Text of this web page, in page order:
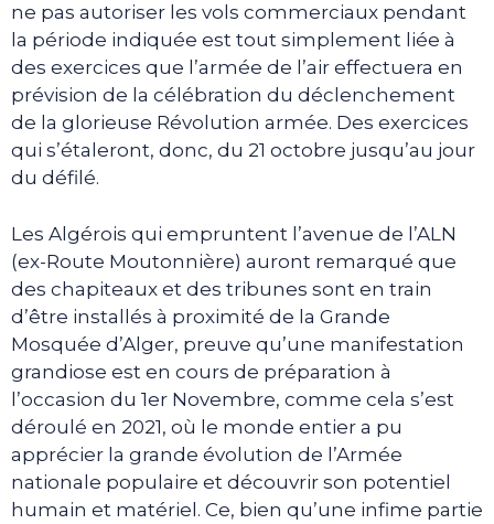
ne pas autoriser les vols commerciaux pendant
la période indiquée est tout simplement liée à
des exercices que l’armée de l’air effectuera en
prévision de la célébration du déclenchement
de la glorieuse Révolution armée. Des exercices
qui s’étaleront, donc, du 21 octobre jusqu’au jour
du défilé.
Les Algérois qui empruntent l’avenue de l’ALN
(ex-Route Moutonnière) auront remarqué que
des chapiteaux et des tribunes sont en train
d’être installés à proximité de la Grande
Mosquée d’Alger, preuve qu’une manifestation
grandiose est en cours de préparation à
l’occasion du 1er Novembre, comme cela s’est
déroulé en 2021, où le monde entier a pu
apprécier la grande évolution de l’Armée
nationale populaire et découvrir son potentiel
humain et matériel. Ce, bien qu’une infime partie